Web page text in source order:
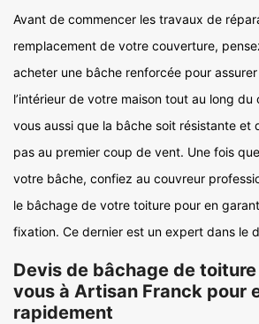
Avant de commencer les travaux de
remplacement de votre couverture,
acheter une bâche renforcée pour
l’intérieur de votre maison tout au long du
vous aussi que la bâche soit résistante et
pas au premier coup de vent. Une fois
votre bâche, confiez au couvreur
le bâchage de votre toiture pour en
fixation. Ce dernier est un expert dans le
Devis de bâchage de
vous à Artisan Franck pour
rapidement